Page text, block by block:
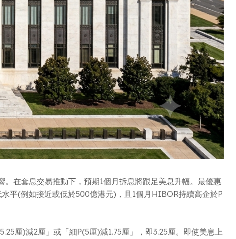
在套息交易推動下，預期1個月拆息將跟足美息升幅。最優惠
平(例如接近或低於500億港元)，且1個月HIBOR持續高企於P
厘)減2厘」或「細P(5厘)減1.75厘」，即3.25厘。即使美息上